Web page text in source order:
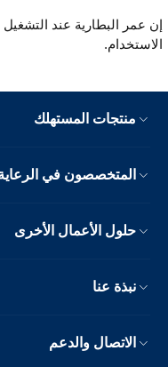
إن عمر البطارية عند
الاستخدام.
منتجات المستهلك
المتخصصون في
حلول الأعمال الأخرى
نبذة عنا
الاتصال والدعم